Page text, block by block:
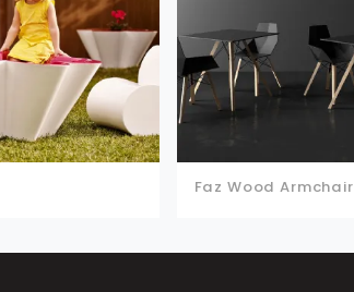
Faz Wood Armchair